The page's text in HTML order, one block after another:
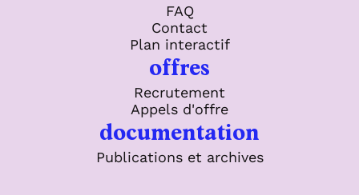
FAQ
Contact
Plan interactif
offres
Recrutement
Appels d'offre
documentation
Publications et archives